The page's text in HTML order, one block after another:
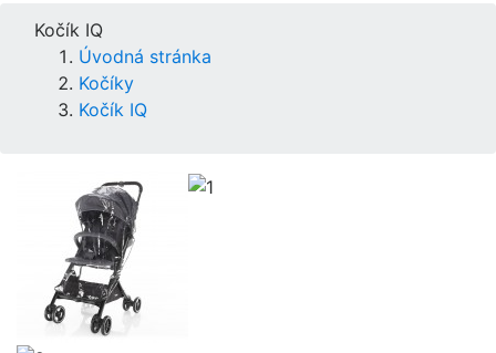
Kočík IQ
Úvodná stránka
Kočíky
Kočík IQ